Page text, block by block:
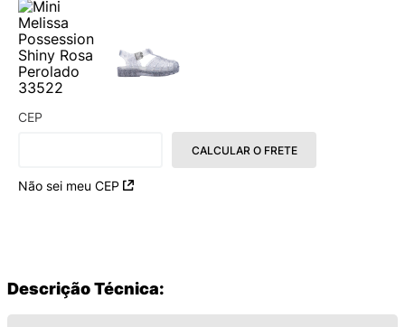
CEP
Não sei meu CEP
CALCULAR O FRETE
Descrição Técnica: